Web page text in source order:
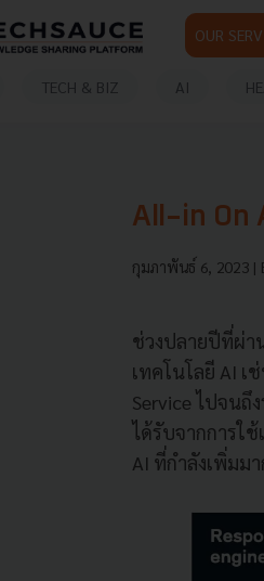
OUR
TECH & BIZ AI
All-in On
กุมภาพันธ์ 6, 2023 |
ช่วงปลายปีที่ผ่า
เทคโนโลยี AI เ
Service ไปจนถึ
ได้รับจากการใ
AI ที่กำลังเพิ่มม